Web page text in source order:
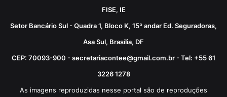
FISE, IE
Setor Bancário Sul - Quadra 1, Bloco K, 15º andar Ed. Seguradoras,
Asa Sul, Brasília, DF
CEP: 70093-900 - secretariacontee@gmail.com.br - Tel: +55 61
3226 1278
As imagens reproduzidas nesse portal são de reproduções